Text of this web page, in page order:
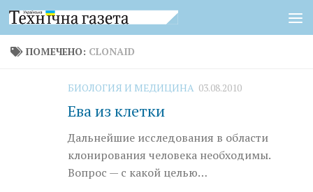
Перейти к содержимому
ПОМЕЧЕНО: CLONAID
БИОЛОГИЯ И МЕДИЦИНА 03.08.2010
Ева из клетки
Дальнейшие исследования в области
клонирования человека необходимы.
Вопрос — с какой целью…